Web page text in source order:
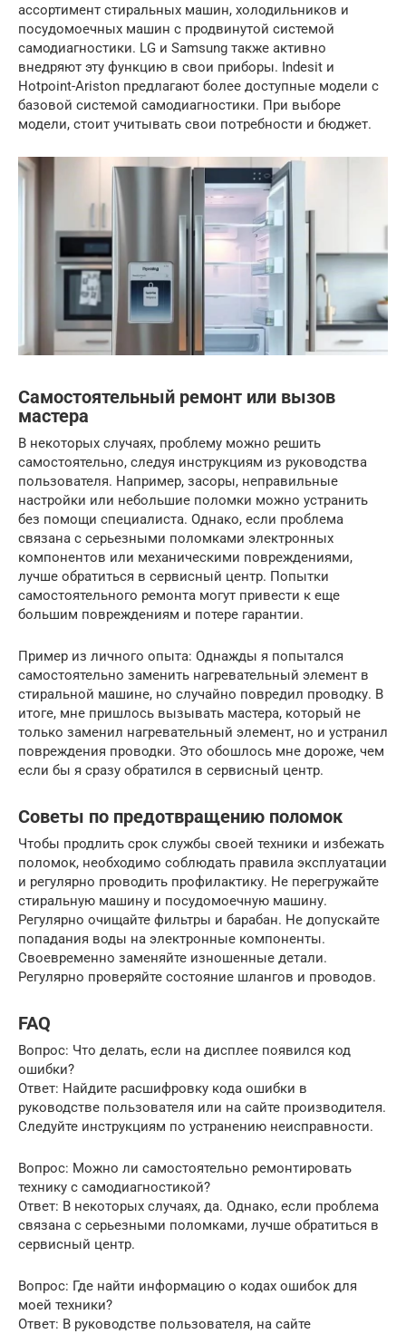
ассортимент стиральных машин, холодильников и
посудомоечных машин с продвинутой системой
самодиагностики. LG и Samsung также активно
внедряют эту функцию в свои приборы. Indesit и
Hotpoint-Ariston предлагают более доступные модели с
базовой системой самодиагностики. При выборе
модели, стоит учитывать свои потребности и бюджет.
Самостоятельный ремонт или вызов
мастера
В некоторых случаях, проблему можно решить
самостоятельно, следуя инструкциям из руководства
пользователя. Например, засоры, неправильные
настройки или небольшие поломки можно устранить
без помощи специалиста. Однако, если проблема
связана с серьезными поломками электронных
компонентов или механическими повреждениями,
лучше обратиться в сервисный центр. Попытки
самостоятельного ремонта могут привести к еще
большим повреждениям и потере гарантии.
Пример из личного опыта: Однажды я попытался
самостоятельно заменить нагревательный элемент в
стиральной машине, но случайно повредил проводку. В
итоге, мне пришлось вызывать мастера, который не
только заменил нагревательный элемент, но и устранил
повреждения проводки. Это обошлось мне дороже, чем
если бы я сразу обратился в сервисный центр.
Советы по предотвращению поломок
Чтобы продлить срок службы своей техники и избежать
поломок, необходимо соблюдать правила эксплуатации
и регулярно проводить профилактику. Не перегружайте
стиральную машину и посудомоечную машину.
Регулярно очищайте фильтры и барабан. Не допускайте
попадания воды на электронные компоненты.
Своевременно заменяйте изношенные детали.
Регулярно проверяйте состояние шлангов и проводов.
FAQ
Вопрос: Что делать, если на дисплее появился код
ошибки?
Ответ: Найдите расшифровку кода ошибки в
руководстве пользователя или на сайте производителя.
Следуйте инструкциям по устранению неисправности.
Вопрос: Можно ли самостоятельно ремонтировать
технику с самодиагностикой?
Ответ: В некоторых случаях, да. Однако, если проблема
связана с серьезными поломками, лучше обратиться в
сервисный центр.
Вопрос: Где найти информацию о кодах ошибок для
моей техники?
Ответ: В руководстве пользователя, на сайте